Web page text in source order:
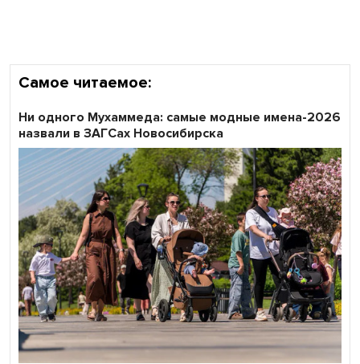
Самое читаемое:
Ни одного Мухаммеда: самые модные имена-2026
назвали в ЗАГСах Новосибирска